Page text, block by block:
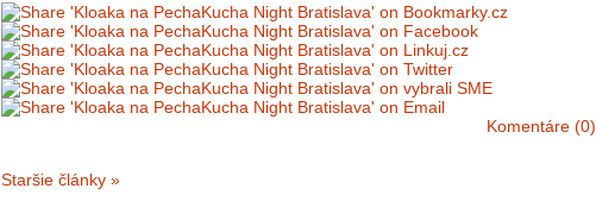
Komentáre (0)
Staršie články »